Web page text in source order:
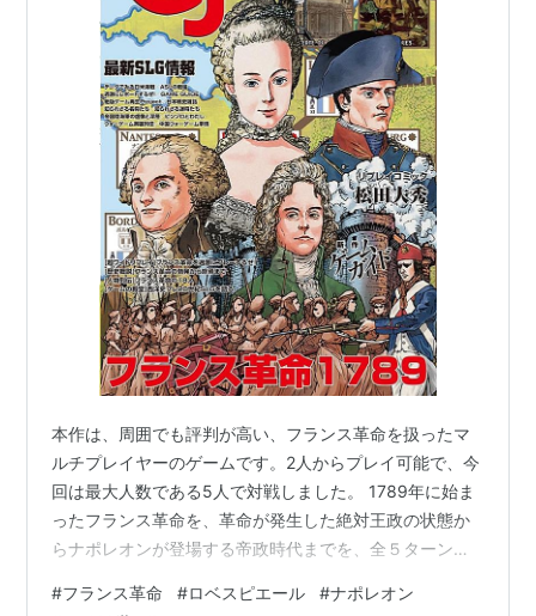
本作は、周囲でも評判が高い、フランス革命を扱ったマ
ルチプレイヤーのゲームです。2人からプレイ可能で、今
回は最大人数である5人で対戦しました。 1789年に始ま
ったフランス革命を、革命が発生した絶対王政の状態か
らナポレオンが登場する帝政時代までを、全５ターンで
複数の派閥を操る黒幕のような存在（！）となります。
#フランス革命 #ロベスピエール #ナポレオン